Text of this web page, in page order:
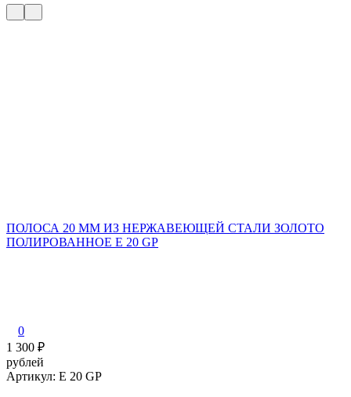
ПОЛОСА 20 ММ ИЗ НЕРЖАВЕЮЩЕЙ СТАЛИ ЗОЛОТО
ПОЛИРОВАННОЕ E 20 GP
0
1 300 ₽
рублей
Артикул: E 20 GP